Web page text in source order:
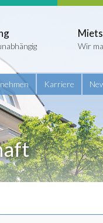
Wir
Karriere